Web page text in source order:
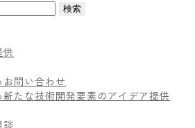
問い合わせ
たな技術開発要素のアイデア提供
談